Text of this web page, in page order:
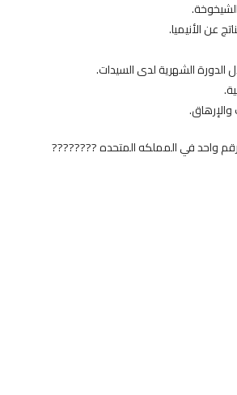
في المملكه المتحده ⁦????????⁩